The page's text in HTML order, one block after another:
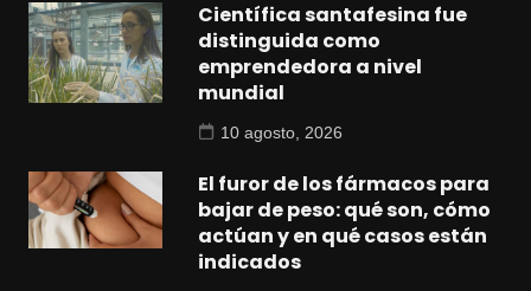
Científica santafesina fue
distinguida como
emprendedora a nivel
mundial
10 agosto, 2026
El furor de los fármacos para
bajar de peso: qué son, cómo
actúan y en qué casos están
indicados